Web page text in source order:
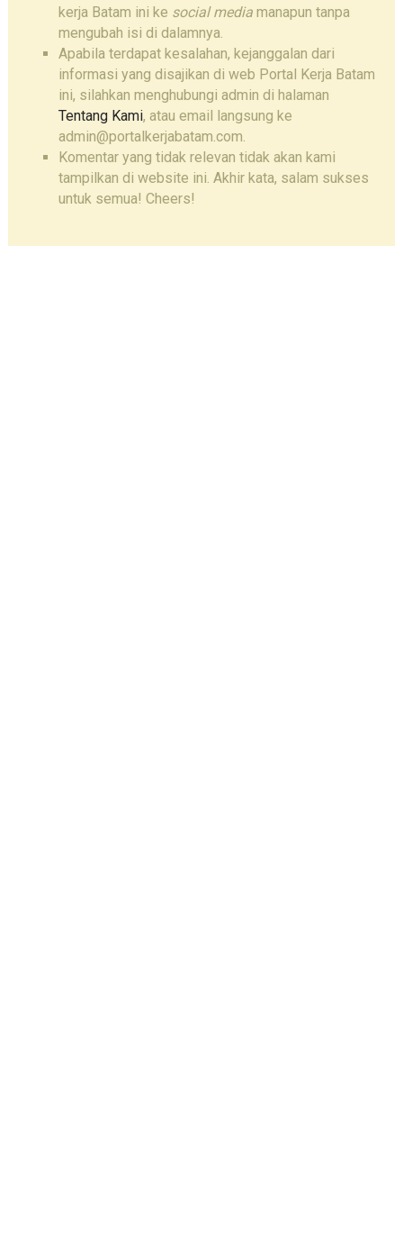
kerja Batam ini ke social mediamanapun tanpa
mengubah isi di dalamnya.
Apabila terdapat kesalahan, kejanggalan dari
informasi yang disajikan di web Portal Kerja Batam
ini, silahkan menghubungi admin di halaman
Tentang Kami, atau email langsung ke
admin@portalkerjabatam.com.
Komentar yang tidak relevan tidak akan kami
tampilkan di website ini. Akhir kata, salam sukses
untuk semua! Cheers!